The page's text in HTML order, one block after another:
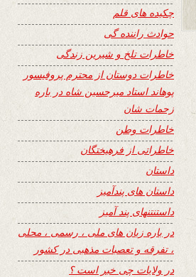
چکیده های قلم
حوادث راننده گی
خاطرات تلخ و شیرین زندگی
خاطرات دوستان از محترم پروفیسور
پوهاند استاد میرحسین شاه در باره
زحمات شان
خاطرات وطن
خاطراتی از فرهیختگان
داستان
داستان های پندآمیز
داستنتنهای پند آمیز
در باره زبان های ملی ، رسمی ، محلی
، تفرقه و تعصبات مذهبی در کشور
در ولایات چی خبر است ؟